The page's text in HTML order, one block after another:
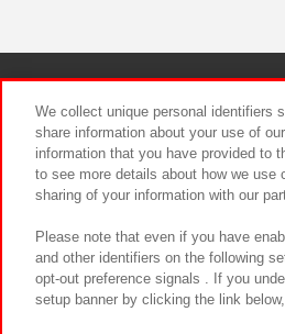
We collect unique personal identifiers
share information about your use of
information that you have provided to
to see more details about how we
sharing of your information with our
Please note that even if you have
and other identifiers on the following
opt-out preference signals . If you
setup banner by clicking the link